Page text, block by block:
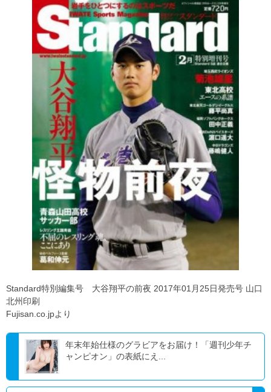
Standard特別編集号 大谷翔平の前夜 2017年01月25日発売号 山口
北州印刷
Fujisan.co.jpより
年末年始仕様のグラビアをお届け！「週刊少年チ
ャンピオン」の表紙にえ...